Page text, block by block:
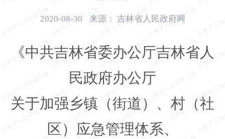
2020-08-30 来源： 吉林省人民政府网
《中共吉林省委办公厅吉林省人
民政府办公厅
关于加强乡镇（街道）、村（社
区）应急管理体系、